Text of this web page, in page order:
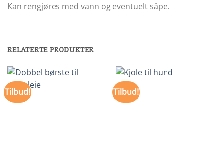
Kan rengjøres med vann og eventuelt såpe.
RELATERTE PRODUKTER
Tilbud! Tilbud!